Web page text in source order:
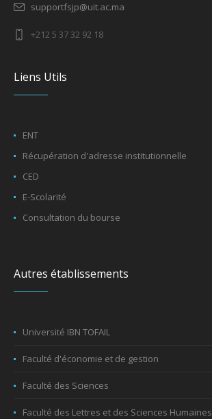
supportfsjp@uit.ac.ma
+212 5 37 32 92 18
Liens Utils
ENT
Récupération d'adresse institutionnelle
CED
E-Scolarité
Consultation du bourse
Autres établissements
Université IBN TOFAIL
Faculté d'économie et de gestion
Faculté des Sciences
Faculté des Lettres et des Sciences Humaines